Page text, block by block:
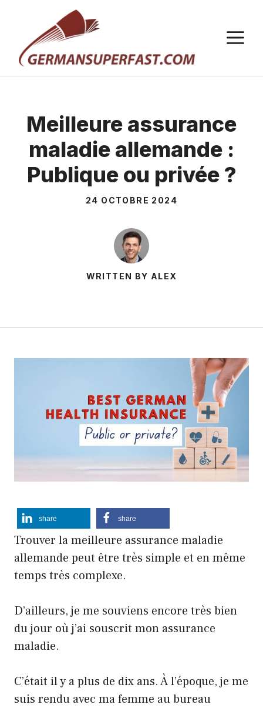
contenu
Meilleure assurance
maladie allemande :
Publique ou privée ?
24 OCTOBRE 2024
WRITTEN BY ALEX
share share
Trouver la meilleure assurance maladie
allemande peut être très simple et en même
temps très complexe.
D’ailleurs, je me souviens encore très bien
du jour où j’ai souscrit mon assurance
maladie.
C’était il y a plus de dix ans. À l’époque, je me
suis rendu avec ma femme au bureau